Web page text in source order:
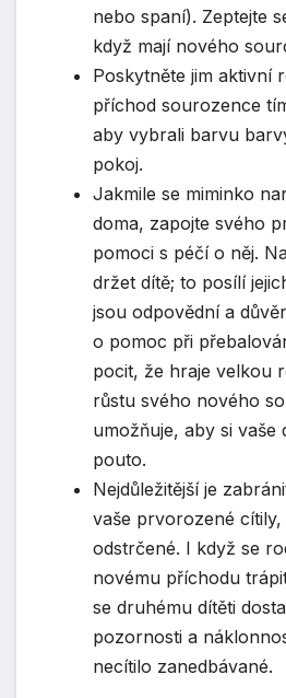
nebo spaní). Zeptejte
když mají nového
Poskytněte jim aktivní
příchod sourozence
aby vybrali barvu
pokoj.
Jakmile se miminko
doma, zapojte svého
pomoci s péčí o něj.
držet dítě; to posílí
jsou odpovědní a
o pomoc při
pocit, že hraje velkou
růstu svého nového
umožňuje, aby si
pouto.
Nejdůležitější je
vaše prvorozené
odstrčené. I když se
novému příchodu
se druhému dítěti
pozornosti a
necítilo zanedbávané.